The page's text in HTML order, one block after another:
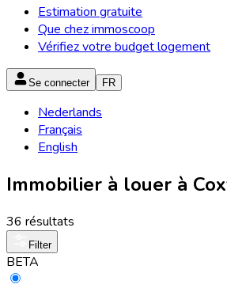
Estimation gratuite
Que chez immoscoop
Vérifiez votre budget logement
Se connecter FR
Nederlands
Français
English
Immobilier à louer à
36 résultats
Filter
BETA